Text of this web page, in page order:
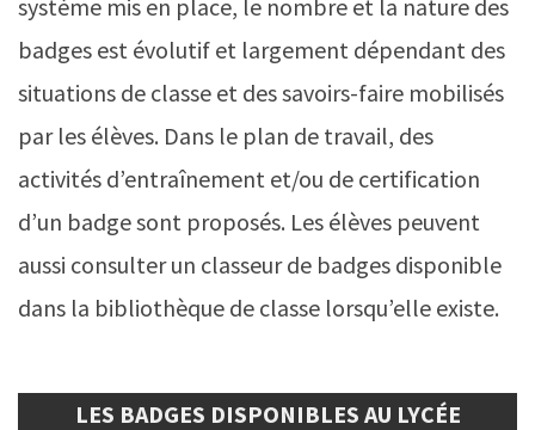
système mis en place, le nombre et la nature des
badges est évolutif et largement dépendant des
situations de classe et des savoirs-faire mobilisés
par les élèves. Dans le plan de travail, des
activités d’entraînement et/ou de certification
d’un badge sont proposés. Les élèves peuvent
aussi consulter un classeur de badges disponible
dans la bibliothèque de classe lorsqu’elle existe.
LES BADGES DISPONIBLES AU LYCÉE